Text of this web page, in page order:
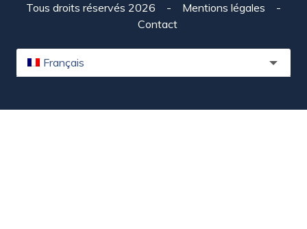
Tous droits réservés 2026 - Mentions légales
-
Contact
Français